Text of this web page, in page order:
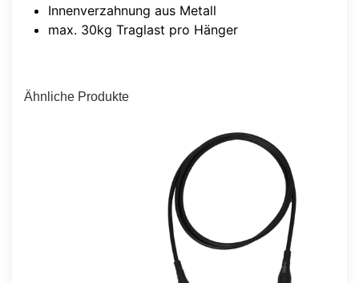
Innenverzahnung aus Metall
max. 30kg Traglast pro Hänger
Ähnliche Produkte